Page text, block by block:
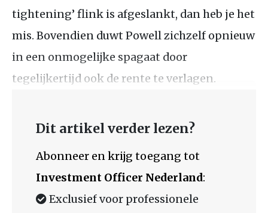
tightening’ flink is afgeslankt, dan heb je het
mis. Bovendien duwt Powell zichzelf opnieuw
in een onmogelijke spagaat door
tegelijkertijd ook de rente te verlagen.
Dit artikel verder lezen?
Abonneer en krijg toegang tot
Investment Officer Nederland:
Exclusief voor professionele